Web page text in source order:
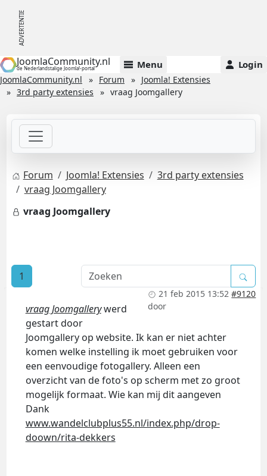
JoomlaCommunity.nl
de Nederlandstalige Joomla!-portal Menu Login
JoomlaCommunity.nl Forum
Joomla! Extensies
3rd party extensies
vraag Joomgallery
Forum Joomla! Extensies
3rd party extensies
vraag Joomgallery
vraag Joomgallery
1
21 feb 2015 13:52 #9120
door
vraag Joomgallerywerd
gestart door
Joomgallery op website. Ik kan er niet achter
komen welke instelling ik moet gebruiken voor
een eenvoudige fotogallery. Alleen een
overzicht van de foto's op scherm met zo groot
mogelijk formaat. Wie kan mij dit aangeven
Dank
www.wandelclubplus55.nl/index.php/drop-
doown/rita-dekkers